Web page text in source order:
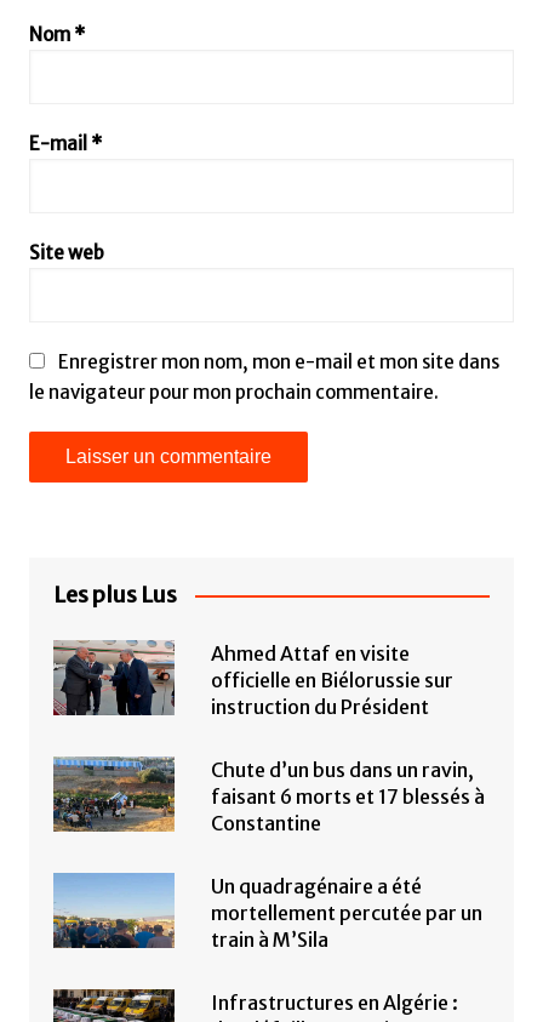
Nom *
E-mail *
Site web
Enregistrer mon nom, mon e-mail et mon site dans
le navigateur pour mon prochain commentaire.
Les plus Lus
Ahmed Attaf en visite
officielle en Biélorussie sur
instruction du Président
Chute d’un bus dans un ravin,
faisant 6 morts et 17 blessés à
Constantine
Un quadragénaire a été
mortellement percutée par un
train à M’Sila
Infrastructures en Algérie :